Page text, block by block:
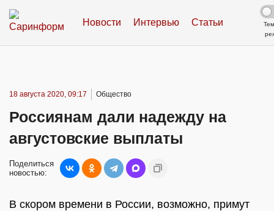
Новости Интервью Статьи
18 августа 2020, 09:17 Общество
Россиянам дали надежду на
августовские выплаты
Поделиться
новостью:
В скором времени в России, возможно, примут